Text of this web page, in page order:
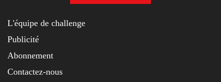
L'équipe de challenge
Publicité
Abonnement
Contactez-nous